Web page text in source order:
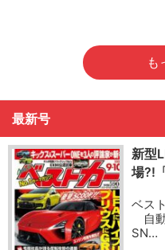
も
最新号
新型
場?!
ベス
自
SN…